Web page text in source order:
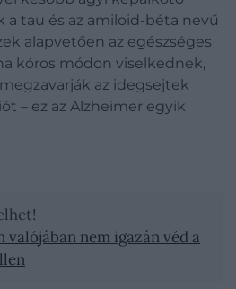
tau és az amiloid-béta nevű
alapvetően az egészséges
kóros módon viselkednek,
az idegsejtek
– ez az Alzheimer egyik
nem igazán véd a